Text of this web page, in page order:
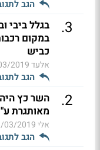
הגב
3
.
בגלל ביבי
במקום
כביש
אלעד17:10
הגב
2
.
השר כץ
מאותגרת
אלי2019 17:06
הגב